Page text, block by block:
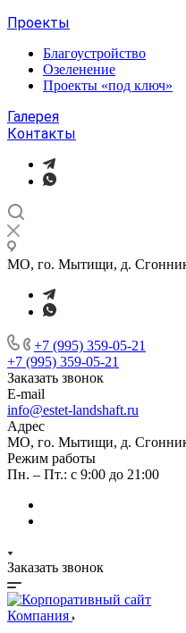
Проекты
Благоустройство
Озеленение
Проекты «под ключ»
Галерея
Контакты
МО, го. Мытищи, д.
+7 (995) 359-05-21
+7 (995) 359-05-21
Заказать звонок
E-mail
info@estet-landshaft.ru
Адрес
МО, го. Мытищи, д.
Режим работы
Пн. – Пт.: с 9:00 до 21:00
Заказать звонок
Компания